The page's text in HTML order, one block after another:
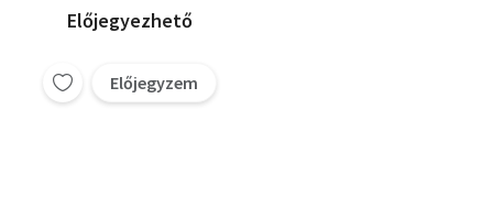
szimbolizmus
Előjegyezhető
Előjegyzem